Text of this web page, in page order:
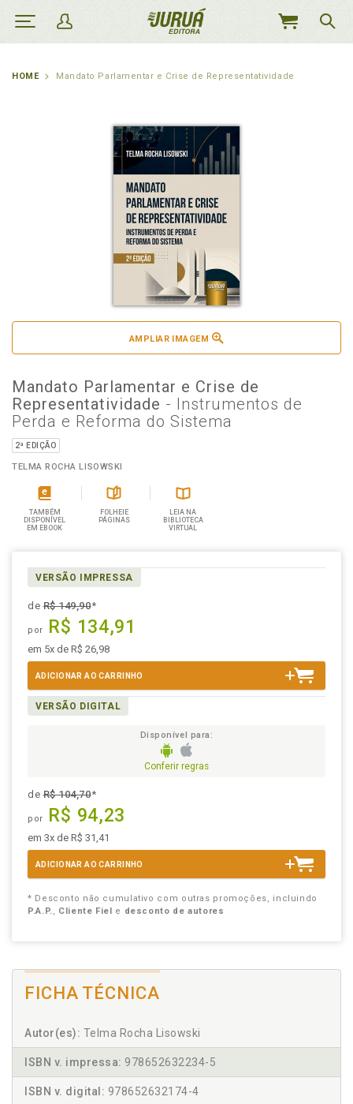
MEU
HOME Mandato Parlamentar e Crise de Representatividade
AMPLIAR IMAGEM
Mandato Parlamentar e Crise de
Representatividade - Instrumentos de
Perda e Reforma do Sistema
2ª EDIÇÃO
TELMA ROCHA LISOWSKI
TAMBÉM
DISPONÍVEL
EM EBOOK
FOLHEIE
PÁGINAS
LEIA NA
BIBLIOTECA
VIRTUAL
VERSÃO IMPRESSA
deR$ 149,90*
por R$ 134,91
em 5x de R$ 26,98
ADICIONAR AO CARRINHO
VERSÃO DIGITAL
Disponível para:
Conferir regras
deR$ 104,70*
por R$ 94,23
em 3x de R$ 31,41
ADICIONAR AO CARRINHO
* Desconto não cumulativo com outras promoções, incluindo
P.A.P., Cliente Fiel e desconto de autores
FICHA TÉCNICA
Autor(es): Telma Rocha Lisowski
ISBN v. impressa: 978652632234-5
ISBN v. digital: 978652632174-4